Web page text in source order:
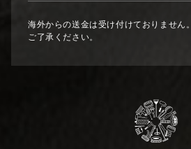
海外からの送金は受け付けておりません。
ご了承ください。